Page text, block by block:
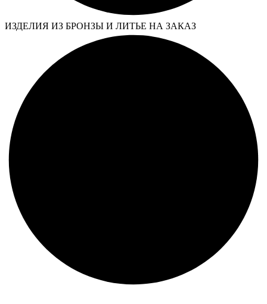
ИЗДЕЛИЯ ИЗ БРОНЗЫ И ЛИТЬЕ НА ЗАКАЗ